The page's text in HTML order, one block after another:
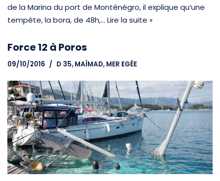
de la Marina du port de Monténégro, il explique qu’une
tempête, la bora, de 48h,… Lire la suite »
Force 12 à Poros
09/10/2016 D 35, MAÏMAD, MER EGÉE